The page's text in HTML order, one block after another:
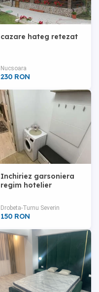
cazare hateg retezat
Nucsoara
230 RON
Inchiriez garsoniera
regim hotelier
Drobeta-Turnu Severin
150 RON